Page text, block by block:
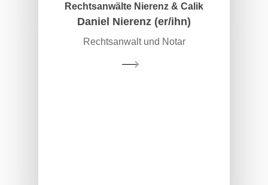
Rechtsanwälte Nierenz & Calik
Daniel Nierenz (er/ihn)
Rechtsanwalt und Notar